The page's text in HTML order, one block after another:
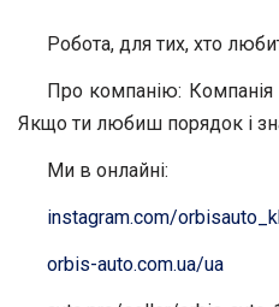
Робота, для тих, хто
Про компанію: Компанія
Якщо ти любиш порядок і
Ми в онлайні:
instagram.com/
orbis-auto.com.ua/ua